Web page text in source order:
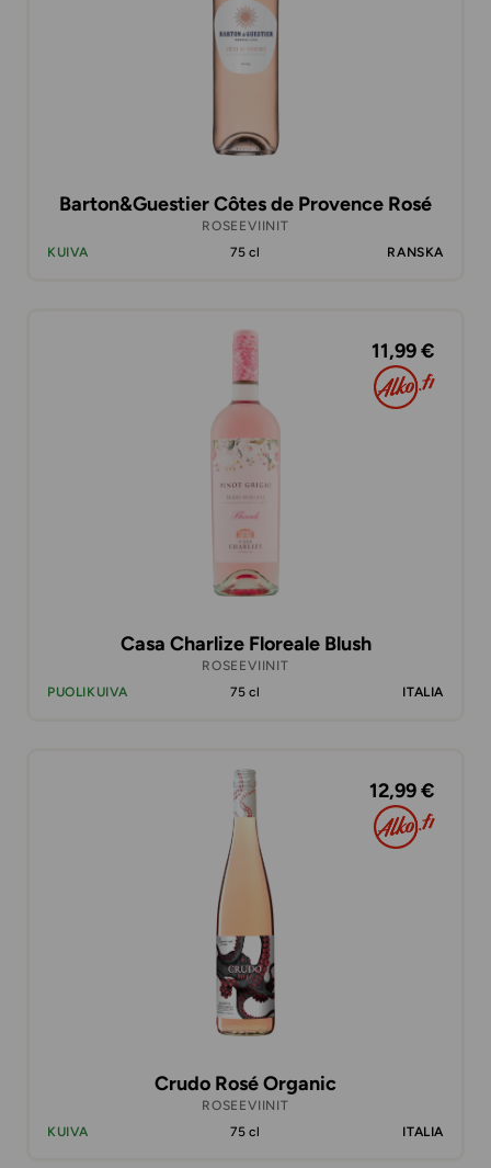
Barton&Guestier Côtes de Provence Rosé
ROSEEVIINIT
KUIVA
75 cl RANSKA
11,99 €
Casa Charlize Floreale Blush
ROSEEVIINIT
PUOLIKUIVA
75 cl ITALIA
12,99 €
Crudo Rosé Organic
ROSEEVIINIT
KUIVA
75 cl ITALIA